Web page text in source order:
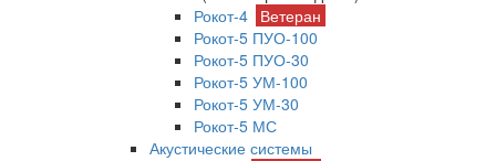
Рокот-4 Ветеран
Рокот-5 ПУО-100
Рокот-5 ПУО-30
Рокот-5 УМ-100
Рокот-5 УМ-30
Рокот-5 МС
Акустические системы